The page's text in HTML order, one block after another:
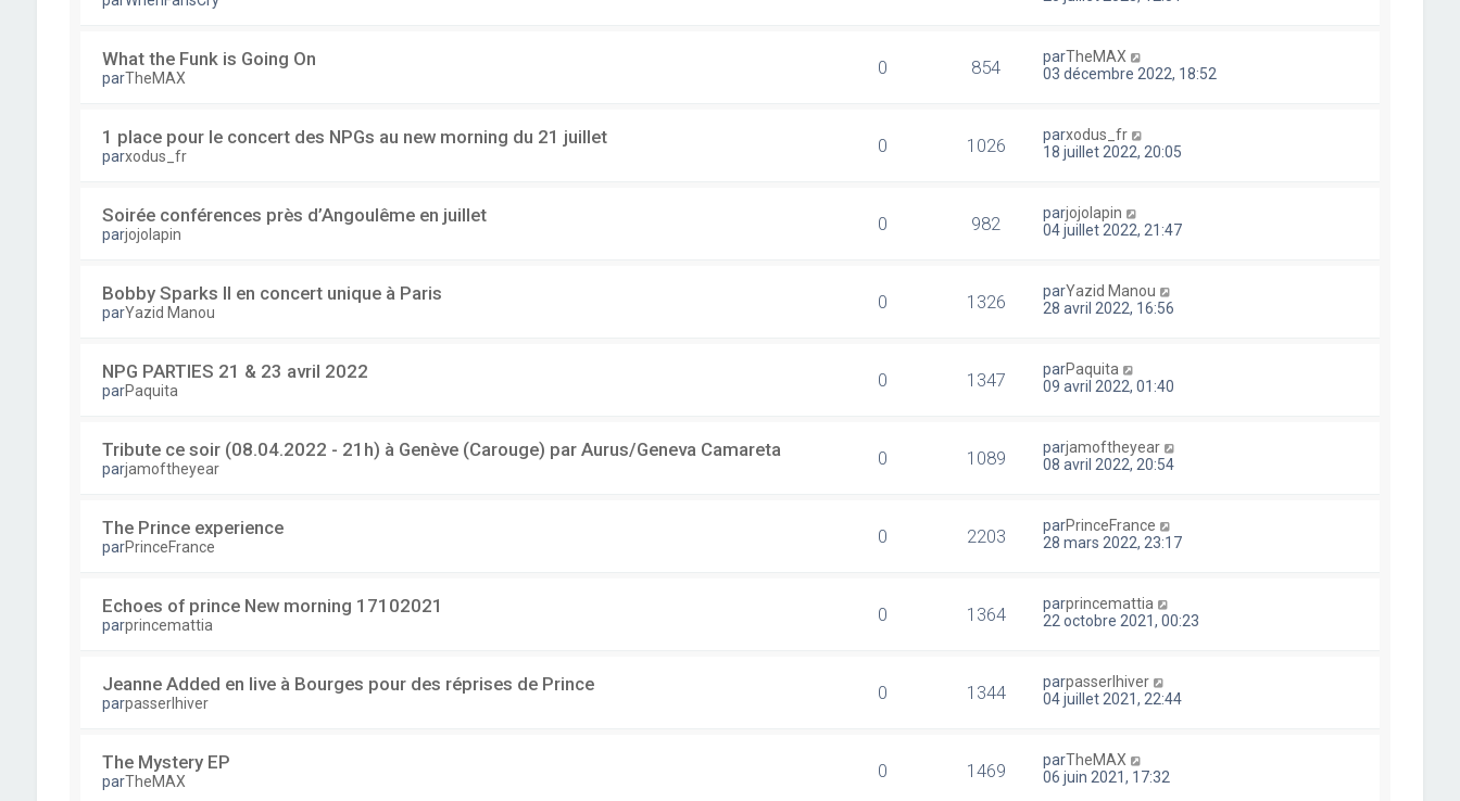
What the Funk is Going On
parTheMAX 0 854 parTheMAX
03 décembre 2022, 18:52
1 place pour le concert des NPGs au new morning du 21 juillet
parxodus_fr 0 1026 parxodus_fr
18 juillet 2022, 20:05
Soirée conférences près d’Angoulême en juillet
parjojolapin 0 982 parjojolapin
04 juillet 2022, 21:47
Bobby Sparks II en concert unique à Paris
parYazid Manou 0 1326 parYazid Manou
28 avril 2022, 16:56
NPG PARTIES 21 & 23 avril 2022
parPaquita 0 1347 parPaquita
09 avril 2022, 01:40
Tribute ce soir (08.04.2022 - 21h) à Genève (Carouge) par Aurus/Geneva Camareta
parjamoftheyear 0 1089 parjamoftheyear
08 avril 2022, 20:54
The Prince experience
parPrinceFrance 0 2203 parPrinceFrance
28 mars 2022, 23:17
Echoes of prince New morning 17102021
parprincemattia 0 1364 parprincemattia
22 octobre 2021, 00:23
Jeanne Added en live à Bourges pour des réprises de Prince
parpasserlhiver 0 1344 parpasserlhiver
04 juillet 2021, 22:44
The Mystery EP
parTheMAX 0 1469 parTheMAX
06 juin 2021, 17:32